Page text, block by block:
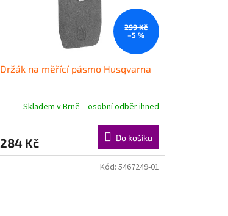
299 Kč
–5 %
Držák na měřící pásmo Husqvarna
Skladem v Brně – osobní odběr ihned
284 Kč Do košíku
Kód: 5467249-01